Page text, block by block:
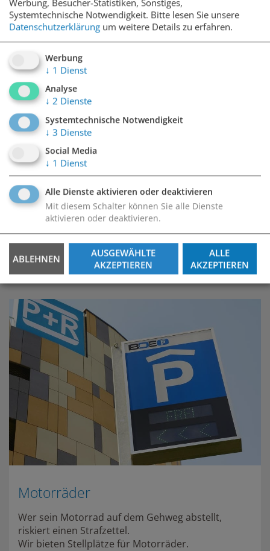
Aktionen
Hier finden Sie unsere Aktionen und
Vergünstigungen der Parkhäuser und Garagen.
WEITERE INFORMATIONEN
Motorräder
Wer sein Motorrad auf dem Gehweg abstellt,
riskiert einen Strafzettel.
Wir bieten Stellplätze für Motorräder.
Systemtechnische Notwendigkeit. Bitte lesen Sie unsere
Datenschutzerklärung um weitere Details zu erfahren.
Werbung
↓ 1 Dienst
Analyse
↓ 2 Dienste
Systemtechnische Notwendigkeit
↓ 3 Dienste
Social Media
↓ 1 Dienst
Alle Dienste aktivieren oder deaktivieren
Mit diesem Schalter können Sie alle Dienste
aktivieren oder deaktivieren.
ABLEHNEN
AUSGEWÄHLTE
AKZEPTIEREN
ALLE
AKZEPTIEREN